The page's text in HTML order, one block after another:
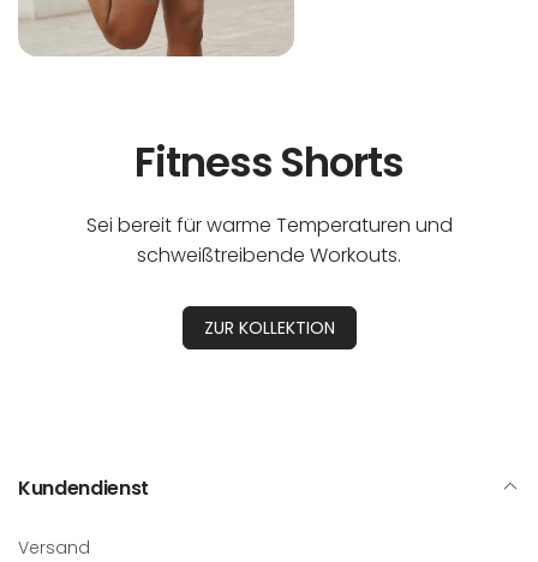
Fitness Shorts
Sei bereit für warme Temperaturen und
schweißtreibende Workouts.
ZUR KOLLEKTION
Kundendienst
Versand